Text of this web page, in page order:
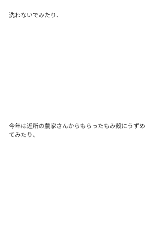
洗わないでみたり、
今年は近所の農家さんからもらったもみ殻にうずめ
てみたり、